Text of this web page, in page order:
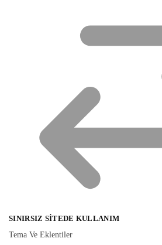
SINIRSIZ SITEDE KULLANIM
Tema Ve Eklentiler